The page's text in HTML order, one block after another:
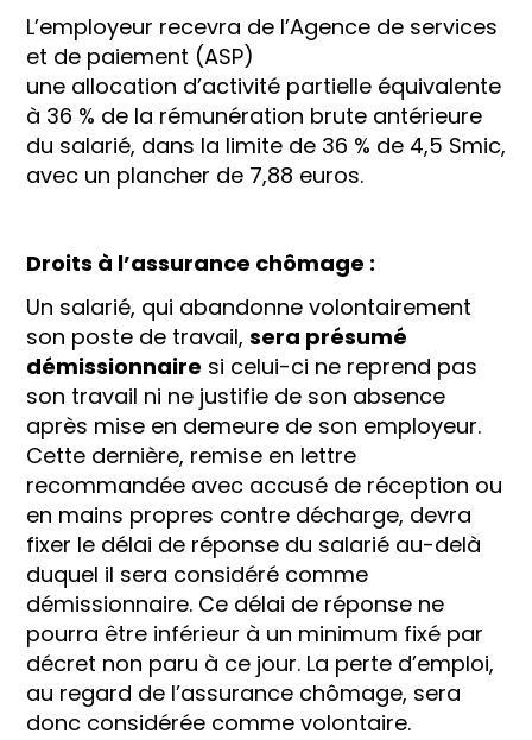
L’employeur recevra de l’Agence de services
et de paiement (ASP)
une allocation d’activité partielle équivalente
à 36 % de la rémunération brute antérieure
du salarié, dans la limite de 36 % de 4,5 Smic,
avec un plancher de 7,88 euros.
Droits à l’assurance chômage :
Un salarié, qui abandonne volontairement
son poste de travail, sera présumé
démissionnaire si celui-ci ne reprend pas
son travail ni ne justifie de son absence
après mise en demeure de son employeur.
Cette dernière, remise en lettre
recommandée avec accusé de réception ou
en mains propres contre décharge, devra
fixer le délai de réponse du salarié au-delà
duquel il sera considéré comme
démissionnaire. Ce délai de réponse ne
pourra être inférieur à un minimum fixé par
décret non paru à ce jour. La perte d’emploi,
au regard de l’assurance chômage, sera
donc considérée comme volontaire.